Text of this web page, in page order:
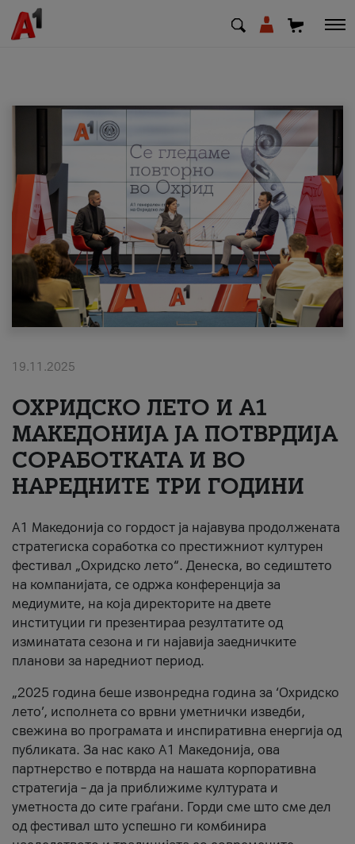
МК SQ
Приватни Деловни
Поддршка
Надополни кредит
#ПодобарОнлајн
19.11.2025
ОХРИДСКО ЛЕТО И A1
МАКЕДОНИЈА ЈА ПОТВРДИЈА
СОРАБОТКАТА И ВО
НАРЕДНИТЕ ТРИ ГОДИНИ
A1 Македонија со гордост ја најавува продолжената
стратегиска соработка со престижниот културен
фестивал „Охридско лето“. Денеска, во седиштето
на компанијата, се одржа конференција за
медиумите, на која директорите на двете
институции ги презентираа резултатите од
изминатата сезона и ги најавија заедничките
планови за наредниот период.
„2025 година беше извонредна година за ‘Охридско
лето’, исполнета со врвни уметнички изведби,
свежина во програмата и инспиративна енергија од
публиката. За нас како A1 Македонија, ова
партнерство е потврда на нашата корпоративна
стратегија – да ја приближиме културата и
уметноста до сите граѓани. Горди сме што сме дел
од фестивал што успешно ги комбинира